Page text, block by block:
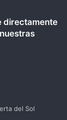
directamente
del Sol